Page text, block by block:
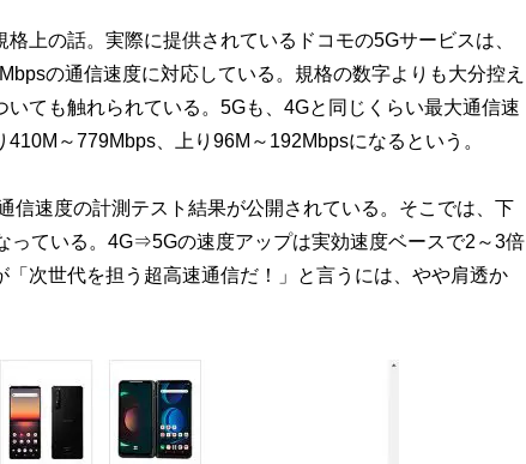
上の話。実際に提供されているドコモの5Gサービスは、
の通信速度に対応している。規格の数字よりも大分控え
ても触れられている。5Gも、4Gと同じくらい最大通信速
～779Mbps、上り96M～192Mbpsになるという。
速度の計測テスト結果が公開されている。そこでは、下
っている。4G⇒5Gの速度アップは実効速度ベースで2～3倍
次世代を担う超高速通信だ！」と言うには、やや肩透か